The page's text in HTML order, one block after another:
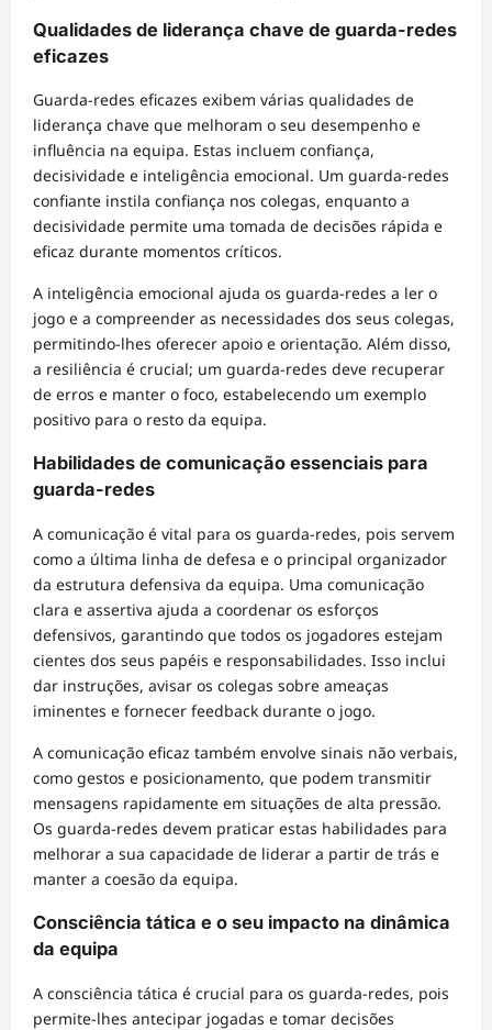
Qualidades de liderança chave de guarda-redes
eficazes
Guarda-redes eficazes exibem várias qualidades de
liderança chave que melhoram o seu desempenho e
influência na equipa. Estas incluem confiança,
decisividade e inteligência emocional. Um guarda-redes
confiante instila confiança nos colegas, enquanto a
decisividade permite uma tomada de decisões rápida e
eficaz durante momentos críticos.
A inteligência emocional ajuda os guarda-redes a ler o
jogo e a compreender as necessidades dos seus colegas,
permitindo-lhes oferecer apoio e orientação. Além disso,
a resiliência é crucial; um guarda-redes deve recuperar
de erros e manter o foco, estabelecendo um exemplo
positivo para o resto da equipa.
Habilidades de comunicação essenciais para
guarda-redes
A comunicação é vital para os guarda-redes, pois servem
como a última linha de defesa e o principal organizador
da estrutura defensiva da equipa. Uma comunicação
clara e assertiva ajuda a coordenar os esforços
defensivos, garantindo que todos os jogadores estejam
cientes dos seus papéis e responsabilidades. Isso inclui
dar instruções, avisar os colegas sobre ameaças
iminentes e fornecer feedback durante o jogo.
A comunicação eficaz também envolve sinais não verbais,
como gestos e posicionamento, que podem transmitir
mensagens rapidamente em situações de alta pressão.
Os guarda-redes devem praticar estas habilidades para
melhorar a sua capacidade de liderar a partir de trás e
manter a coesão da equipa.
Consciência tática e o seu impacto na dinâmica
da equipa
A consciência tática é crucial para os guarda-redes, pois
permite-lhes antecipar jogadas e tomar decisões